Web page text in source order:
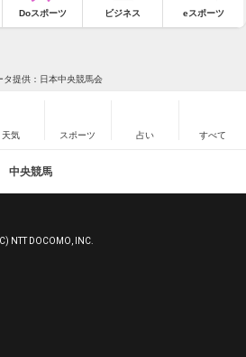
Doスポーツ ビジネス eスポーツ
タ提供：日本中央競馬会
天気 スポーツ 占い すべて
中央競馬
NTT DOCOMO, INC.